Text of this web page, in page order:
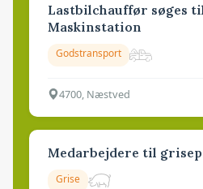
Lastbilchauffør søges
Maskinstation
Godstransport
4700, Næstved
Medarbejdere til
Grise